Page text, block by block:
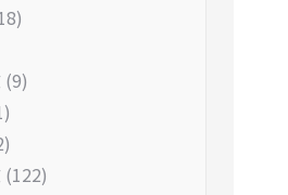
(9)
(122)